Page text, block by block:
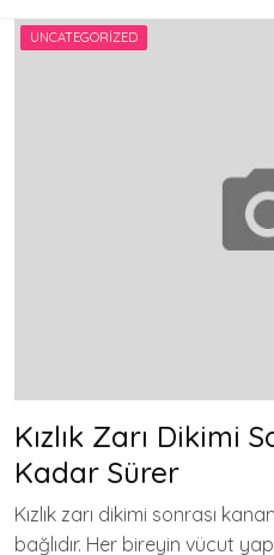
UNCATEGORIZED
Kızlık Zarı Dikimi
Kadar Sürer
Kızlık zarı dikimi sonrası
bağlıdır. Her bireyin vücut